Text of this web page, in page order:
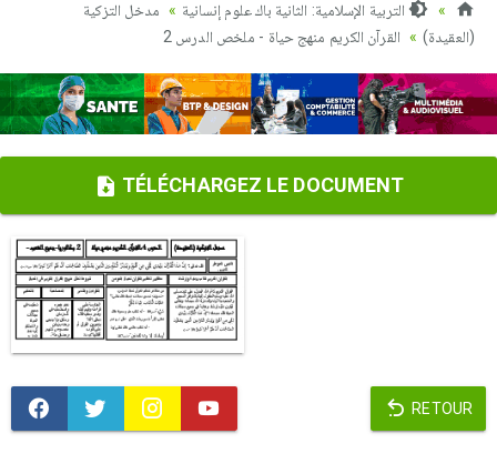
التربية الإسلامية: الثانية باك علوم إنسانية
مدخل التزكية
(العقيدة)
القرآن الكريم منهج حياة - ملخص الدرس 2
TÉLÉCHARGEZ LE DOCUMENT
RETOUR